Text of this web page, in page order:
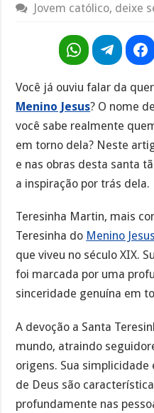
Jovem católico, deixe
Você já ouviu falar da
Menino Jesus? O nome
você sabe realmente
em torno dela? Neste
e nas obras desta santa
a inspiração por trás dela.
Teresinha Martin, mais
Teresinha do Menino Jesus
que viveu no século XIX.
foi marcada por uma
sinceridade genuína em
A devoção a Santa
mundo, atraindo
origens. Sua
de Deus são
profundamente nas